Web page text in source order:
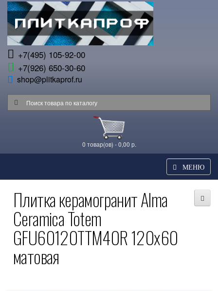
+7(495) 105-92-00
+7(926) 650-30-60
shop@plitkaprof.ru
0 товар(ов) - 0,00 р.
МЕНЮ
Плитка керамогранит Alma
Ceramica Totem
GFU60120TTM40R 120x60
матовая